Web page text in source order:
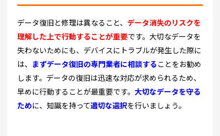
データ復旧と修理は異なること、 データ消失のリスクを
理解した上で行動することが重要です。大切なデータを
失わないためにも、デバイスにトラブルが発生した際に
は、 まずデータ復旧の専門業者に相談することをお勧め
します。データの復旧は迅速な対応が求められるため、
早めに行動することが最重要です。 大切なデータを守る
ために、知識を持って適切な選択を行いましょう。